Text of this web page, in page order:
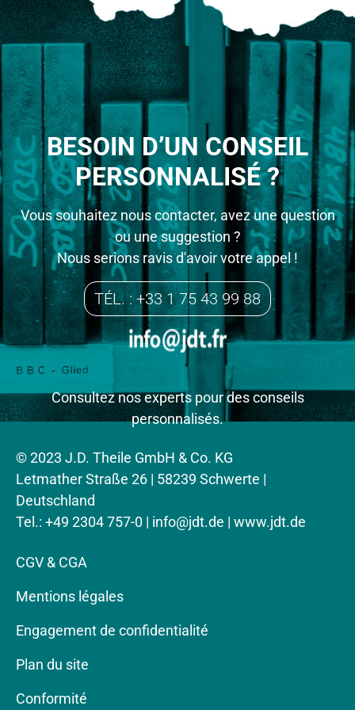
BESOIN D’UN CONSEIL
PERSONNALISÉ ?
Vous souhaitez nous contacter, avez une question
ou une suggestion ?
Nous serions ravis d'avoir votre appel !
TÉL. : +33 1 75 43 99 88
Consultez nos experts pour des conseils
personnalisés.
© 2023 J.D. Theile GmbH & Co. KG
Letmather Straße 26 | 58239 Schwerte |
Deutschland
Tel.: +49 2304 757-0 | info@jdt.de | www.jdt.de
CGV & CGA
Mentions légales
Engagement de confidentialité
Plan du site
Conformité